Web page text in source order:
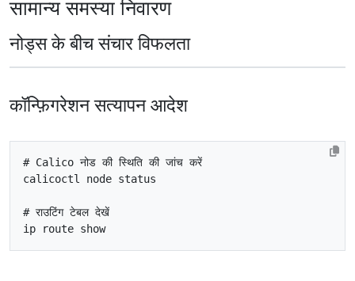
सामान्य समस्या निवारण
नोड्स के बीच संचार विफलता
कॉन्फ़िगरेशन सत्यापन आदेश
# Calico नोड की स्थिति की जांच करें
# राउटिंग टेबल देखें